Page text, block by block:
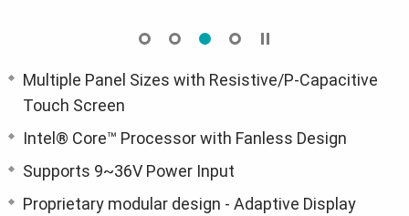
Multiple Panel Sizes with Resistive/P-Capacitive
Touch Screen
Intel® Core™ Processor with Fanless Design
Supports 9~36V Power Input
Proprietary modular design - Adaptive Display